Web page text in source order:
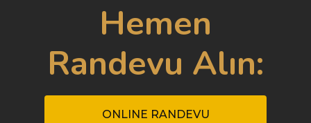
Hemen
Randevu Alın:
ONLINE RANDEVU